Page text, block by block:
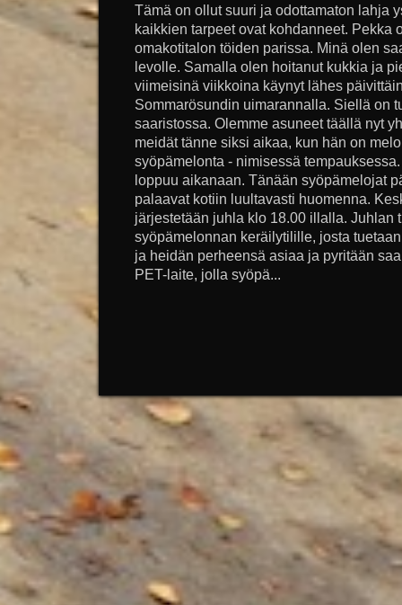
Tämä on ollut suuri ja odottamaton lahja
kaikkien tarpeet ovat kohdanneet. Pekka
omakotitalon töiden parissa. Minä olen
levolle. Samalla olen hoitanut kukkia ja
viimeisinä viikkoina käynyt lähes
Sommarösundin uimarannalla. Siellä on
saaristossa. Olemme asuneet täällä nyt
meidät tänne siksi aikaa, kun hän on
syöpämelonta - nimisessä
loppuu aikanaan. Tänään syöpämelojat
palaavat kotiin luultavasti huomenna.
järjestetään juhla klo 18.00 illalla. Juhlan
syöpämelonnan keräilytilille, josta
ja heidän perheensä asiaa ja pyritään
PET-laite, jolla syöpä...